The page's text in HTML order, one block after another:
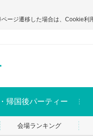
ージ遷移した場合は、Cookie利
帰国後パーティー
会場ランキング